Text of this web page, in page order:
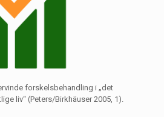
forskelsbehandling i „det
liv“ (Peters/Birkhäuser 2005, 1).